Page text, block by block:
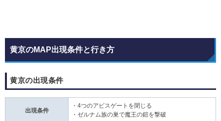
黄京のMAP出現条件と行き方
黄京の出現条件
出現条件
・4つのアビスゲートを閉じる
・ゼルナム族の巣で魔王の鎧を撃破